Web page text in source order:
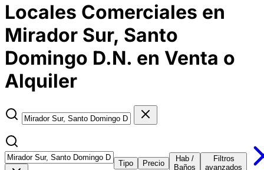
Locales Comerciales en
Mirador Sur, Santo
Domingo D.N. en Venta o
Alquiler
Tipo Precio
Hab /
Baños
Filtros
avanzados